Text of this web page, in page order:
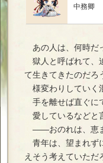
中務卿
あの人は、何時だ
獄人と呼ばれて、
て生きてきたのだろ
様変わりしていく
手を離せば直ぐに
愛しているなどと
――おのれは、恵ま
青年は、望まれず
えそう考えていただ